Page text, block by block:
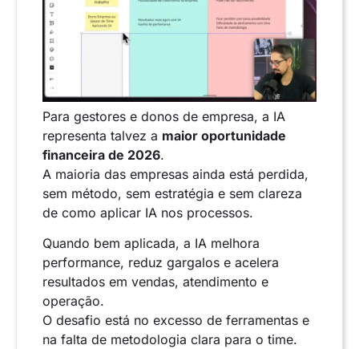
Para gestores e donos de empresa, a IA
representa talvez a maior oportunidade
financeira de 2026.
A maioria das empresas ainda está perdida,
sem método, sem estratégia e sem clareza
de como aplicar IA nos processos.
Quando bem aplicada, a IA melhora
performance, reduz gargalos e acelera
resultados em vendas, atendimento e
operação.
O desafio está no excesso de ferramentas e
na falta de metodologia clara para o time.